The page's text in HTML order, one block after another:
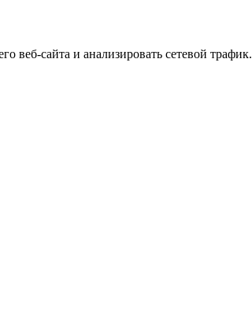
веб-сайта и анализировать сетевой трафик.